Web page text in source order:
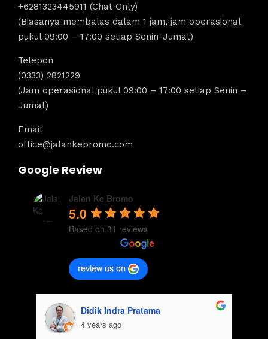
+6281323445911 (Chat Only)
(Biasanya membalas dalam 1 jam, jam operasional
pukul 09:00 – 17:00 setiap Senin-Jumat)
Telepon
(0333) 2821229
(Jam operasional pukul 09:00 – 17:00 setiap Senin –
Jumat)
Email
office@jalankebromo.com
Google Review
Jalan Ke Bromo
5.0
Based on 31 reviews
review us on
Didik Indra Pratama
4 years ago